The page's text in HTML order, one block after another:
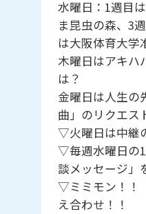
水曜日：1週目
ま昆虫の森、3
は大阪体育大学
木曜日はアキハ
は？
金曜日は人生の
曲」のリクエス
▽火曜日は中継
▽毎週水曜日の
談メッセージ」
▽ミミモン！
え合わせ！！